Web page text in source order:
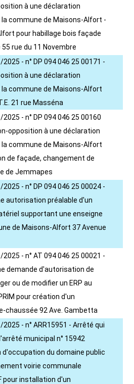
à une déclaration
la commune de Maisons-Alfort -
pour habillage bois façade
rue du 11 Novembre
- n° DP 094 046 25 00171 -
à une déclaration
la commune de Maisons-Alfort
21 rue Masséna
- n° DP 094 046 25 00160
opposition à une déclaration
la commune de Maisons-Alfort
de façade, changement de
de Jemmapes
- n° DP 094 046 25 00024 -
autorisation préalable d'un
supportant une enseigne
de Maisons-Alfort 37 Avenue
- n° AT 094 046 25 00021 -
demande d'autorisation de
ou de modifier un ERP au
pour création d'un
chaussée 92 Ave. Gambetta
- n° ARR15951 - Arrêté qui
municipal n° 15942
du domaine public
voirie communale
pour installation d'un